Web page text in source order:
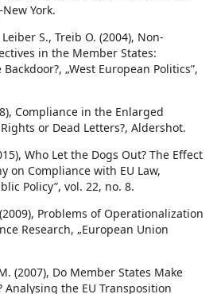
York.
S., Treib O. (2004), Non-
in the Member States:
„West European Politics”,
Compliance in the Enlarged
or Dead Letters?, Aldershot.
Who Let the Dogs Out? The Effect
on Compliance with EU Law,
Policy”, vol. 22, no. 8.
Problems of Operationalization
Research, „European Union
(2007), Do Member States Make
Analysing the EU Transposition